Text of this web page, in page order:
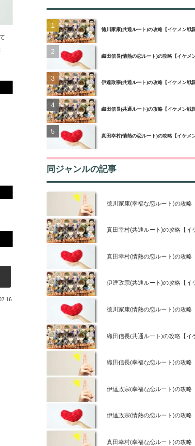
徳川家康(共通ルート)の攻略【イケメン戦
織田信長(情熱の恋ルート)の攻略【イケメ
伊達政宗(共通ルート)の攻略【イケメン戦
織田信長(共通ルート)の攻略【イケメン戦
真田幸村(情熱の恋ルート)の攻略【イケメ
同ジャンルの記事
徳川家康(幸福な恋ルート)の攻
真田幸村(共通ルート)の攻略【イ
真田幸村(情熱の恋ルート)の攻
伊達政宗(共通ルート)の攻略【イ
徳川家康(情熱の恋ルート)の攻
織田信長(共通ルート)の攻略【イ
織田信長(幸福な恋ルート)の攻
伊達政宗(幸福な恋ルート)の攻
伊達政宗(情熱の恋ルート)の攻
真田幸村(幸福な恋ルート)の攻